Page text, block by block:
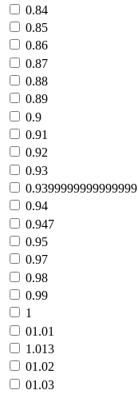
0.84
0.85
0.86
0.87
0.88
0.89
0.9
0.91
0.92
0.93
0.9399999999999999
0.94
0.947
0.95
0.97
0.98
0.99
1
01.01
1.013
01.02
01.03